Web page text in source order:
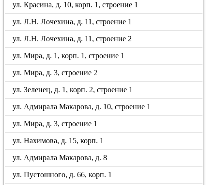
ул. Красина, д. 10, корп. 1, строение 1
ул. Л.Н. Лочехина, д. 11, строение 1
ул. Л.Н. Лочехина, д. 11, строение 2
ул. Мира, д. 1, корп. 1, строение 1
ул. Мира, д. 3, строение 2
ул. Зеленец, д. 1, корп. 2, строение 1
ул. Адмирала Макарова, д. 10, строение 1
ул. Мира, д. 3, строение 1
ул. Нахимова, д. 15, корп. 1
ул. Адмирала Макарова, д. 8
ул. Пустошного, д. 66, корп. 1